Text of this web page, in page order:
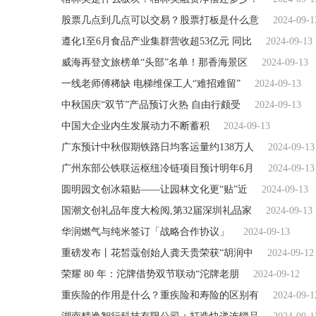
股票几点到几点可以交易？股票打板是什么意
2024-09-
遵化1至6月食品产业集群营收超53亿元 同比
2024-09-13
威海再登文旅榜单“头部”名单！那香海景区
2024-09-13
一线老师傅稀缺 电梯维保工人“难招难留”
2024-09-13
中秋国庆“双节”产品预订火热 自由行颇受
2024-09-13
中国大企业内生发展动力不断蓄积
2024-09-13
广东预计中秋假期铁路日均客运量约138万人
2024-09-13
广州东部公铁联运枢纽冷链项目预计明年6月
2024-09-13
圆明园文创冰箱贴——让园林文化更“贴”近
2024-09-13
国潮文创礼品年度大检阅,第32届深圳礼品家
2024-09-13
华润燃气与纯米签订「战略合作协议」
2024-09-13
重磅发布丨花皙蔻创始人龚天贵荣获“胡润中
2024-09-12
荣耀 80 年：沱牌借势双节联动“沱牌老朋
2024-09-12
重疾险的作用是什么？重疾险和寿险的区别有
2024-09-